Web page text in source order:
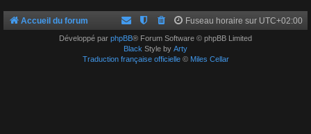
Accueil du forum Fuseau horaire sur UTC+02:00
Développé par phpBB® Forum Software © phpBB Limited
Black Style by Arty
Traduction française officielle© Miles Cellar